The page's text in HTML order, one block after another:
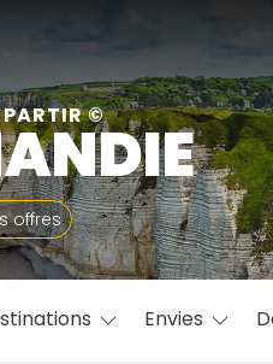
PARTIR ©
offres
Envies